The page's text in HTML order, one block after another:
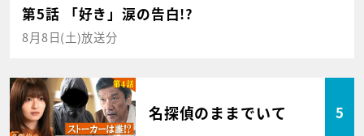
第5話 「好き」涙の告白!?
8月8日(土)放送分
名探偵のままでいて 5